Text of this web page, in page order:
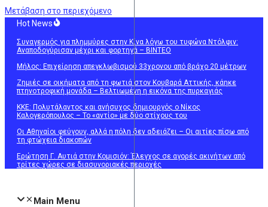
Μετάβαση στο περιεχόμενο
Hot News
Συναγερμός για πλημμύρες στην Κίνα λόγω του τυφώνα Ντόλφιν:
Αναποδογύρισαν μέχρι και φορτηγά – BINTEO
Μήλος: Επιχείρηση απεγκλωβισμού 33χρονου από βράχο 20 μέτρων
Ζημιές σε οικήματα από τη φωτιά στον Κουβαρά Αττικής, κάηκε
πτηνοτροφική μονάδα – Βελτιωμένη η εικόνα της πυρκαγιάς
ΚΚΕ: Πολυτάλαντος και ανήσυχος δημιουργός ο Νίκος
Καλογερόπουλος – Το «αντίο» με δύο στίχους του
Οι Αθηναίοι φεύγουν, αλλά η πόλη δεν αδειάζει – Οι αιτίες πίσω από
τη φτώχεια διακοπών
Ερώτηση Γ. Αυτιά στην Κομισιόν: Έλεγχος σε αγορές ακινήτων από
τρίτες χώρες σε διασυνοριακές περιοχές
Main Menu